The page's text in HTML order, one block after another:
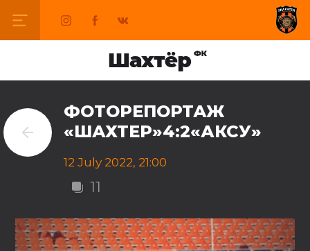
ФОТОРЕПОРТАЖ
«ШАХТЕР»4:2«АКСУ»
12 July 2022, 21:00
11